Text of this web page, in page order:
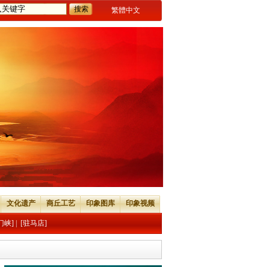
繁體中文
文化遗产 商丘工艺 印象图库 印象视频
峡] [驻马店]